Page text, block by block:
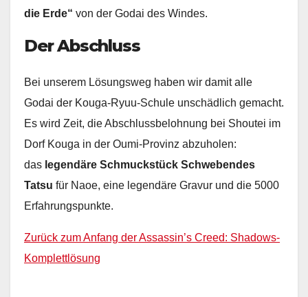
die Erde“ von der Godai des Windes.
Der Abschluss
Bei unserem Lösungsweg haben wir damit alle
Godai der Kouga-Ryuu-Schule unschädlich gemacht.
Es wird Zeit, die Abschlussbelohnung bei Shoutei im
Dorf Kouga in der Oumi-Provinz abzuholen:
das legendäre Schmuckstück Schwebendes
Tatsu für Naoe, eine legendäre Gravur und die 5000
Erfahrungspunkte.
Zurück zum Anfang der Assassin’s Creed: Shadows-
Komplettlösung